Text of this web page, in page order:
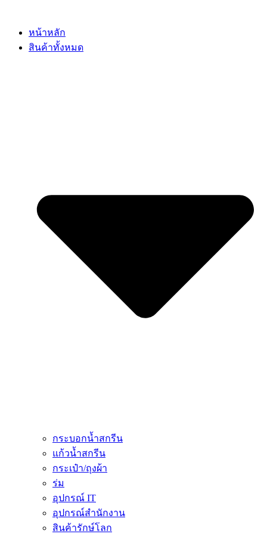
contentหน้าหลัก
สินค้าทั้งหมด
กระบอกน้ำสกรีน
แก้วน้ำสกรีน
กระเป๋า/ถุงผ้า
ร่ม
อุปกรณ์ IT
อุปกรณ์สำนักงาน
สินค้ารักษ์โลก